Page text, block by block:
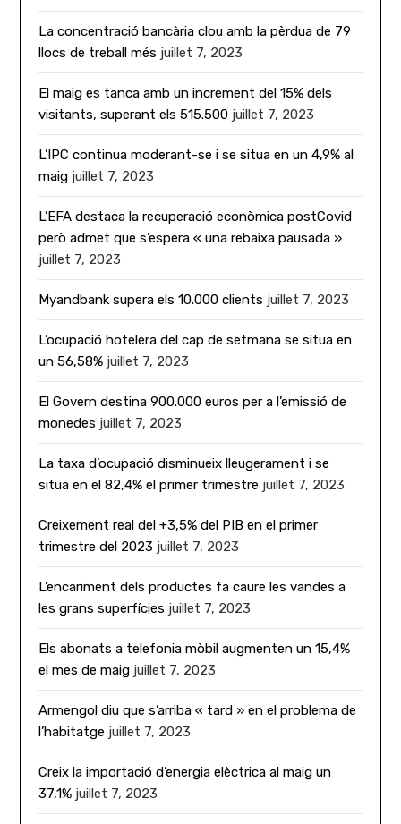
La concentració bancària clou amb la pèrdua de 79
llocs de treball més juillet 7, 2023
El maig es tanca amb un increment del 15% dels
visitants, superant els 515.500 juillet 7, 2023
L’IPC continua moderant-se i se situa en un 4,9% al
maig juillet 7, 2023
L’EFA destaca la recuperació econòmica postCovid
però admet que s’espera « una rebaixa pausada »
juillet 7, 2023
Myandbank supera els 10.000 clients juillet 7, 2023
L’ocupació hotelera del cap de setmana se situa en
un 56,58% juillet 7, 2023
El Govern destina 900.000 euros per a l’emissió de
monedes juillet 7, 2023
La taxa d’ocupació disminueix lleugerament i se
situa en el 82,4% el primer trimestre juillet 7, 2023
Creixement real del +3,5% del PIB en el primer
trimestre del 2023 juillet 7, 2023
L’encariment dels productes fa caure les vandes a
les grans superfícies juillet 7, 2023
Els abonats a telefonia mòbil augmenten un 15,4%
el mes de maig juillet 7, 2023
Armengol diu que s’arriba « tard » en el problema de
l’habitatge juillet 7, 2023
Creix la importació d’energia elèctrica al maig un
37,1% juillet 7, 2023